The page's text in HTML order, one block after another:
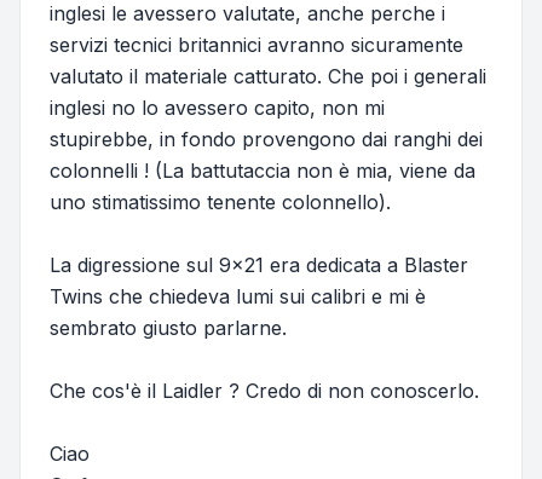
inglesi le avessero valutate, anche perche i
servizi tecnici britannici avranno sicuramente
valutato il materiale catturato. Che poi i generali
inglesi no lo avessero capito, non mi
stupirebbe, in fondo provengono dai ranghi dei
colonnelli ! (La battutaccia non è mia, viene da
uno stimatissimo tenente colonnello).
La digressione sul 9x21 era dedicata a Blaster
Twins che chiedeva lumi sui calibri e mi è
sembrato giusto parlarne.
Che cos'è il Laidler ? Credo di non conoscerlo.
Ciao